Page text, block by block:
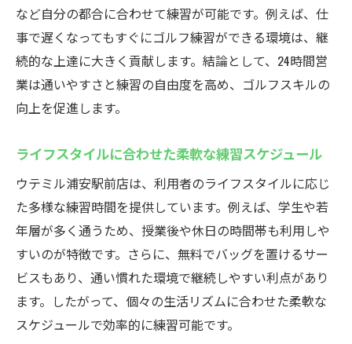
など自分の都合に合わせて練習が可能です。例えば、仕
事で遅くなってもすぐにゴルフ練習ができる環境は、継
続的な上達に大きく貢献します。結論として、24時間営
業は通いやすさと練習の自由度を高め、ゴルフスキルの
向上を促進します。
ライフスタイルに合わせた柔軟な練習スケジュール
ウテミル浦安駅前店は、利用者のライフスタイルに応じ
た多様な練習時間を提供しています。例えば、学生や若
年層が多く通うため、授業後や休日の時間帯も利用しや
すいのが特徴です。さらに、無料でバッグを置けるサー
ビスもあり、通い慣れた環境で継続しやすい利点があり
ます。したがって、個々の生活リズムに合わせた柔軟な
スケジュールで効率的に練習可能です。